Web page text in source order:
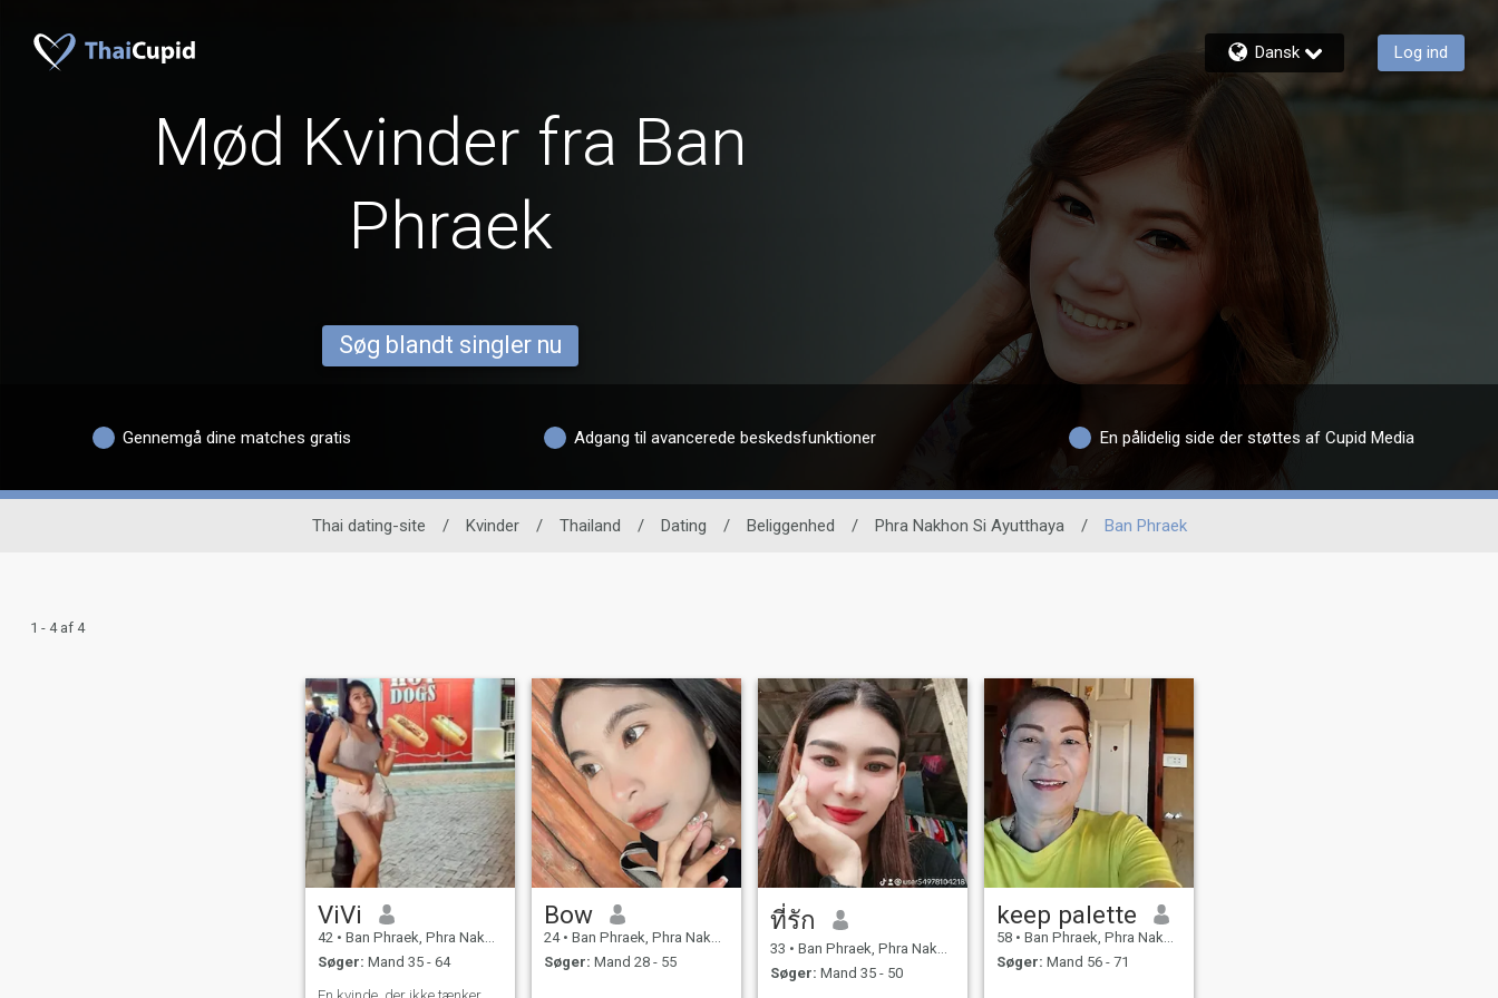
Dansk Log ind
Mød Kvinder fra Ban
Phraek
Søg blandt singler nu
Gennemgå dine matches gratis Adgang til avancerede beskedsfunktioner En pålidelig side der støttes af Cupid Media
Thai dating-site / Kvinder / Thailand / Dating / Beliggenhed / Phra Nakhon Si Ayutthaya / Ban Phraek
1 - 4 af 4
ViVi
42 • Ban Phraek, Phra Nakhon Si Ayutthaya, Thailand
Søger: Mand 35 - 64
Bow
24 • Ban Phraek, Phra Nakhon Si Ayutthaya, Thailand
Søger: Mand 28 - 55
ที่รัก
33 • Ban Phraek, Phra Nakhon Si Ayutthaya, Thailand
Søger: Mand 35 - 50
keep palette
58 • Ban Phraek, Phra Nakhon Si Ayutthaya, Thailand
Søger: Mand 56 - 71